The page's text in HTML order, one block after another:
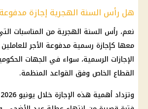
هل رأس السنة الهجرية إجازة مدفوعة
نعم، رأس السنة الهجرية من المناسبات
معها كإجازة رسمية مدفوعة الأجر للعاملين
الإجازات الرسمية، سواء في الجهات
القطاع الخاص وفق القواعد المنظمة.